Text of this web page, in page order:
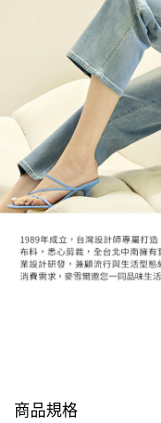
商品規格